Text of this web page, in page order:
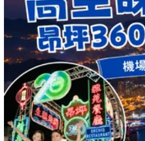
Share to Facebook